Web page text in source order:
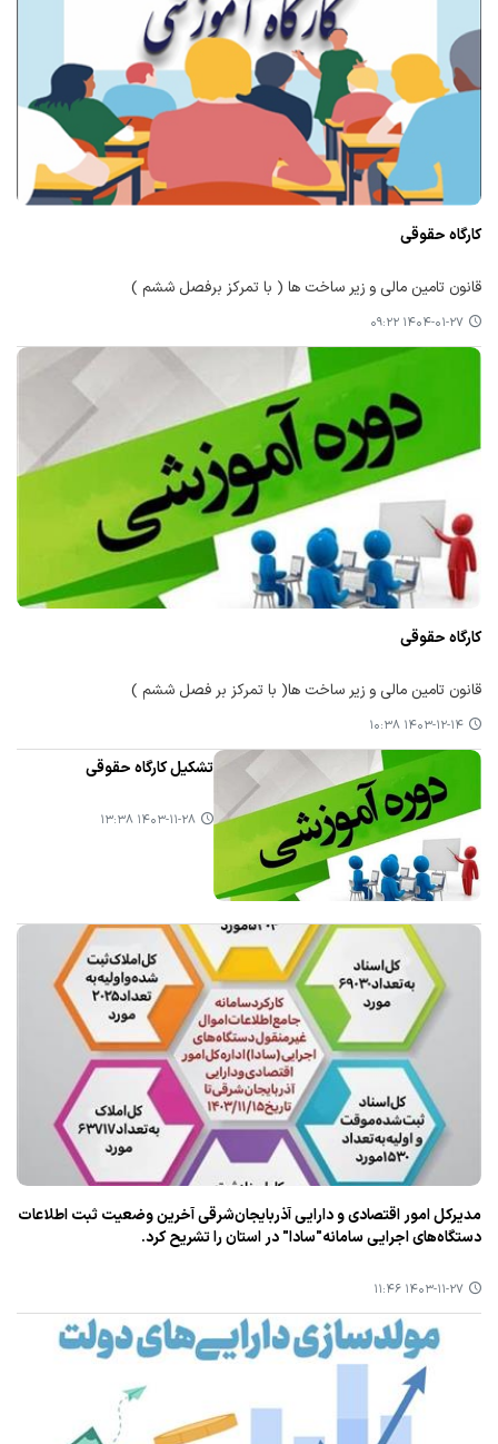
كارگاه حقوقی
قانون تامین مالی و زیر ساخت ها ( با تمرکز برفصل ششم )
۱۴۰۴-۰۱-۲۷ ۰۹:۲۲
كارگاه حقوقی
قانون تامین مالی و زیر ساخت ها( با تمرکز بر فصل ششم )
۱۴۰۳-۱۲-۱۴ ۱۰:۳۸
تشكیل كارگاه حقوقی
۱۴۰۳-۱۱-۲۸ ۱۳:۳۸
مدیركل امور اقتصادی و دارایی آذربایجان‌شرقی آخرین وضعیت ثبت اطلاعات
دستگاه‌های اجرایی سامانه"سادا" در استان را تشریح كرد.
۱۴۰۳-۱۱-۲۷ ۱۱:۴۶